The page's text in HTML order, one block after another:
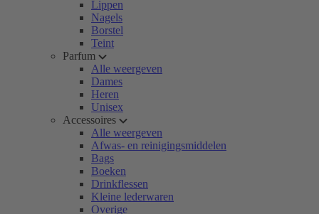
Lippen
Nagels
Borstel
Teint
Parfum
Alle weergeven
Dames
Heren
Unisex
Accessoires
Alle weergeven
Afwas- en reinigingsmiddelen
Bags
Boeken
Drinkflessen
Kleine lederwaren
Overige